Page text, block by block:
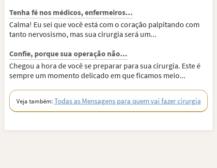
Tenha fé nos médicos, enfermeiros...
Calma! Eu sei que você está com o coração palpitando com
tanto nervosismo, mas sua cirurgia será um...
Confie, porque sua operação não...
Chegou a hora de você se preparar para sua cirurgia. Este é
sempre um momento delicado em que ficamos meio...
Veja também:Todas as Mensagens para quem vai fazer cirurgia